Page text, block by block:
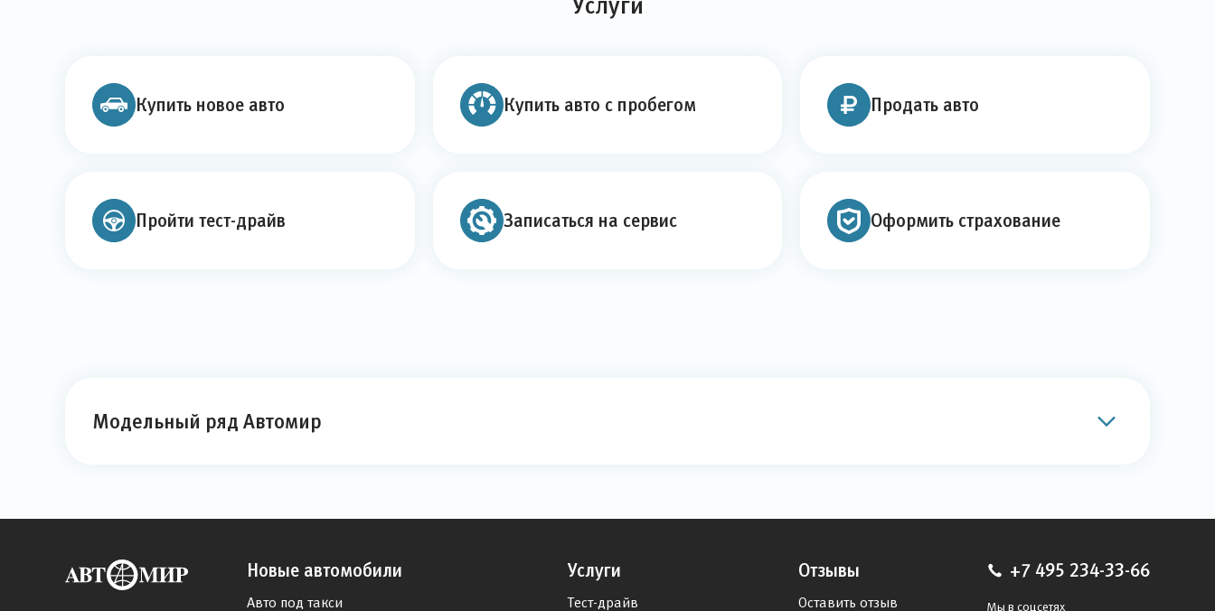
Услуги
Купить новое авто Купить авто с пробегом Продать авто
Пройти тест-драйв Записаться на сервис Оформить страхование
Модельный ряд Автомир
Новые автомобили
Авто под такси
Услуги
Тест-драйв
Отзывы
Оставить отзыв
+7 495 234-33-66
Мы в соцсетях